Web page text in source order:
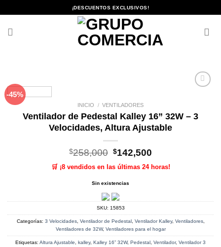
al
¡DESCUENTOS EXCLUSIVOS!
-45%
deseos
INICIO / VENTILADORES
Ventilador de Pedestal Kalley 16” 32W – 3
Velocidades, Altura Ajustable
$258,000 El
precio
original
era:
$142,500
actual
🛒 ¡8 vendidos en las últimas 24 horas!
Sin existencias
SKU: 15853
Categorías: 3 Velocidades, Ventilador de Pedestal , Ventilador Kalley, Ventiladores,
Ventiladores de 32W, Ventiladores para el hogar
Etiquetas: Altura Ajustable, kalley, Kalley 16” 32W, Pedestal , Ventilador, Ventilador 3